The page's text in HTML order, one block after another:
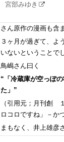
宮部みゆき
さん原作の漫画も含
３ヶ月が過ぎて、よ
いないということで
鳥嶋さん曰く
“「冷蔵庫が空っぽ
た」”
（引用元；月刊創
ロコロですね」－か
まもなく、井上雄彦